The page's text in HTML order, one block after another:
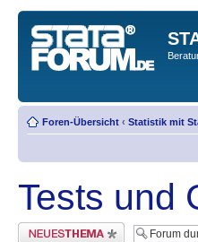
Foren-Übersicht ‹ Statistik mit
Tests und
Neues Thema erstellen